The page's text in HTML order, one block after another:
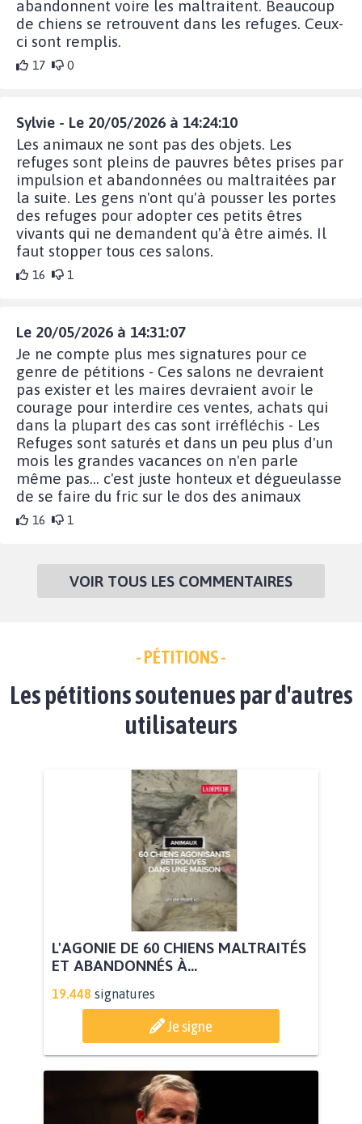
abandonnent voire les maltraitent. Beaucoup
de chiens se retrouvent dans les refuges. Ceux-
ci sont remplis.
17 0
Sylvie - Le 20/05/2026 à 14:24:10
Les animaux ne sont pas des objets. Les
refuges sont pleins de pauvres bêtes prises par
impulsion et abandonnées ou maltraitées par
la suite. Les gens n'ont qu'à pousser les portes
des refuges pour adopter ces petits êtres
vivants qui ne demandent qu'à être aimés. Il
faut stopper tous ces salons.
16 1
Le 20/05/2026 à 14:31:07
Je ne compte plus mes signatures pour ce
genre de pétitions - Ces salons ne devraient
pas exister et les maires devraient avoir le
courage pour interdire ces ventes, achats qui
dans la plupart des cas sont irréfléchis - Les
Refuges sont saturés et dans un peu plus d'un
mois les grandes vacances on n'en parle
même pas... c'est juste honteux et dégueulasse
de se faire du fric sur le dos des animaux
16 1
VOIR TOUS LES COMMENTAIRES
- PÉTITIONS -
Les pétitions soutenues par d'autres
utilisateurs
L'AGONIE DE 60 CHIENS MALTRAITÉS
ET ABANDONNÉS À...
19.448 signatures
Je signe